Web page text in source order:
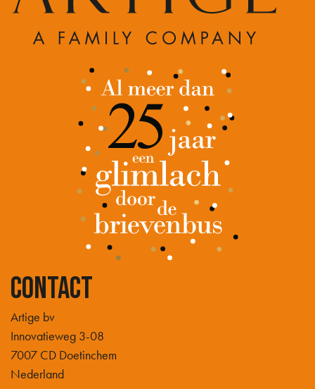
Contact
Artige bv
Innovatieweg 3-08
7007 CD Doetinchem
Nederland